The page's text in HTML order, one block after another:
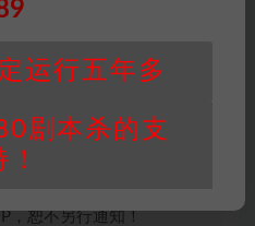
所需积分非剧本杀资源自
站收取的赞助费，用于本
及网站运营所需支出费
，本站及相关人士对于访
何行为和纠纷，本站概不
，恕不另行通知！
运行五年多
剧本杀的支